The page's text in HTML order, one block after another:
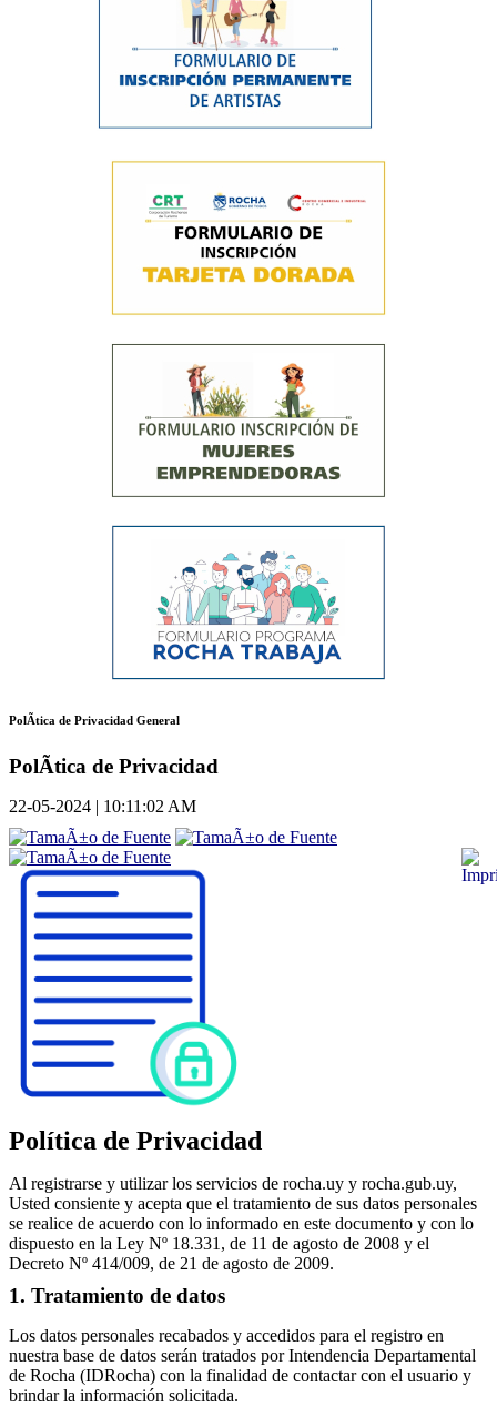
PolÃ­tica de Privacidad General
PolÃ­tica de Privacidad
22-05-2024 | 10:11:02 AM
Política de Privacidad
Al registrarse y utilizar los servicios de rocha.uy y rocha.gub.uy,
Usted consiente y acepta que el tratamiento de sus datos personales
se realice de acuerdo con lo informado en este documento y con lo
dispuesto en la Ley Nº 18.331, de 11 de agosto de 2008 y el
Decreto Nº 414/009, de 21 de agosto de 2009.
1. Tratamiento de datos
Los datos personales recabados y accedidos para el registro en
nuestra base de datos serán tratados por Intendencia Departamental
de Rocha (IDRocha) con la finalidad de contactar con el usuario y
brindar la información solicitada.